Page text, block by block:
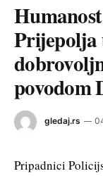
Prijepolja
povodom
gledaj.rs
Pripadnici